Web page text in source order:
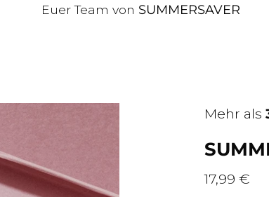
Euer Team von SUMMERSAVER
Mehr als
17,99 €